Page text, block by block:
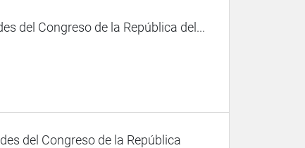
del Congreso de la República del...
del Congreso de la República